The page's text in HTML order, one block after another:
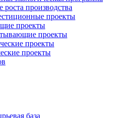
роста производства
проекты
проекты
проекты
проекты
проекты
база